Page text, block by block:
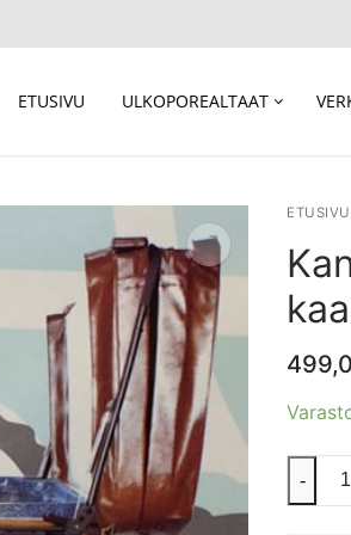
ETUSIVU ULKOPOREALTAAT
ETUSIVU
Kannen
-